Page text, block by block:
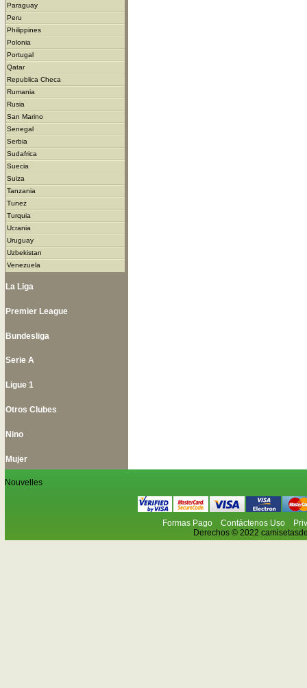
Paraguay
Peru
Philippines
Polonia
Portugal
Qatar
Republica Checa
Rumania
Rusia
San Marino
Senegal
Serbia
Sudafrica
Suecia
Suiza
Tanzania
Tunez
Turquia
Ucrania
Uruguay
Uzbekistan
Venezuela
La Liga
Premier League
Bundesliga
Serie A
Ligue 1
Otros Clubes
Nino
Mujer
Nouvelles
Formas Pago Contáctenos Uso
Derechos © 2022